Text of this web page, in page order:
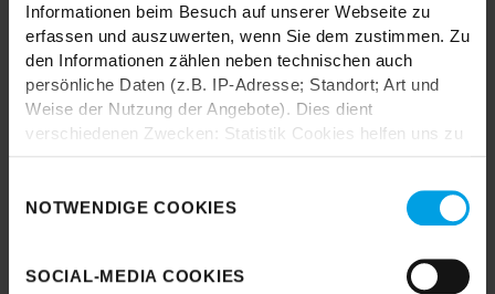
Informationen beim Besuch auf unserer Webseite zu
erfassen und auszuwerten, wenn Sie dem zustimmen. Zu
den Informationen zählen neben technischen auch
persönliche Daten (z.B. IP-Adresse; Standort; Art und
Weise der Nutzung der Angebote). Dies dient
verschiedenen Zwecken: Statistik Cookies helfen uns zu
anonymisiert für statistische Zwecke auszuwerten.
Marketing Cookies helfen uns, Ihnen personalisierte
Werbung anzuzeigen. Social-Media-Cookies ermöglichen
es, eine Verbindung zu sozialen Netzwerken aufzubauen,
NOTWENDIGE COOKIES
SOCIAL-MEDIA COOKIES
Wie wäre es mit einer großen Portion Inspiration und Kreativität?
In unseren Stores findest du alle Trendhopper Möbel, Stoffe und
Styles.